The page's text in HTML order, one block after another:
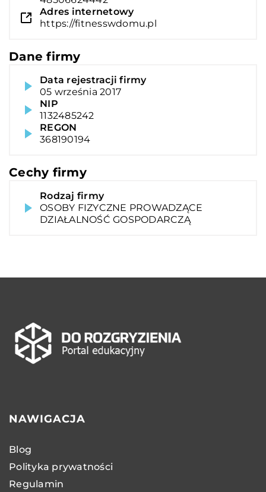
Adres internetowy
https://fitnesswdomu.pl
Dane firmy
Data rejestracji firmy
05 września 2017
NIP
1132485242
REGON
368190194
Cechy firmy
Rodzaj firmy
OSOBY FIZYCZNE PROWADZĄCE
DZIAŁALNOŚĆ GOSPODARCZĄ
NAWIGACJA
Blog
Polityka prywatności
Regulamin